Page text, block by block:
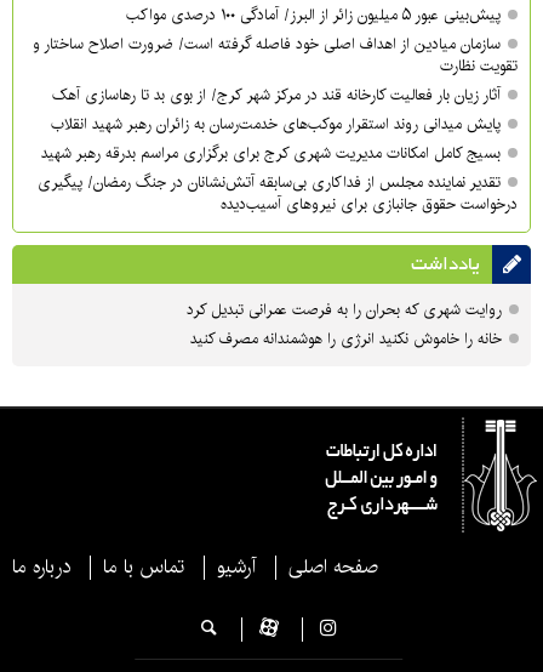
پیش‌بینی عبور ۵ میلیون زائر از البرز/ آمادگی ۱۰۰ درصدی مواکب
سازمان میادین از اهداف اصلی خود فاصله گرفته است/ ضرورت اصلاح ساختار و
تقویت نظارت
آثار زیان بار فعالیت کارخانه قند در مرکز شهر کرج/ از بوی بد تا رهاسازی آهک
پایش میدانی روند استقرار موکب‌های خدمت‌رسان به زائران رهبر شهید انقلاب
بسیج کامل امکانات مدیریت شهری کرج برای برگزاری مراسم بدرقه رهبر شهید
تقدیر نماینده مجلس از فداکاری بی‌سابقه آتش‌نشانان در جنگ رمضان/ پیگیری
درخواست حقوق جانبازی برای نیروهای آسیب‌دیده
یادداشت
روایت شهری که بحران را به فرصت عمرانی تبدیل کرد
خانه را خاموش نکنید انرژی را هوشمندانه مصرف کنید
صفحه اصلی آرشیو تماس با ما درباره ما